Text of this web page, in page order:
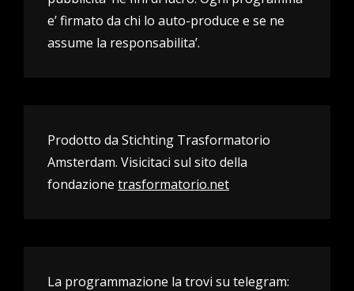
e’ firmato da chi lo auto-produce e se ne
assume la responsabilita’.
Prodotto da Stichting Trasformatorio
Amsterdam. Visicitaci sul sito della
fondazione trasformatorio.net
La programmazione la trovi su telegram: